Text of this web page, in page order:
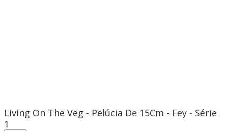
Living On The Veg - Pelúcia De 15Cm - Fey - Série
1